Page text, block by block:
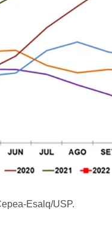
Esalq/USP.